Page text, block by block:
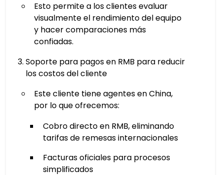
Esto permite a los clientes evaluar
visualmente el rendimiento del equipo
y hacer comparaciones más
confiadas.
Soporte para pagos en RMB para reducir
los costos del cliente
Este cliente tiene agentes en China,
por lo que ofrecemos:
Cobro directo en RMB, eliminando
tarifas de remesas internacionales
Facturas oficiales para procesos
simplificados